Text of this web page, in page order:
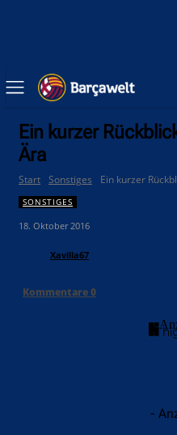
Ein kurzer
Ära
Start Sonstiges Ein kurzer
SONSTIGES
18. Oktober 2016
Xavilla67
Kommentare0
-
-